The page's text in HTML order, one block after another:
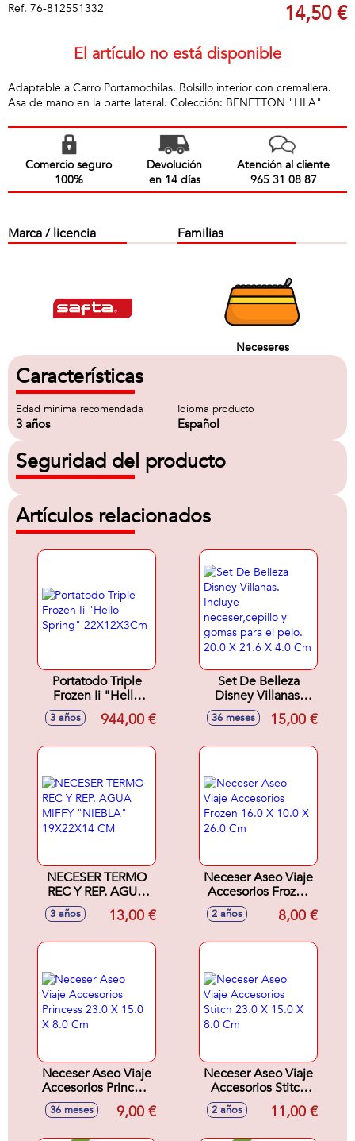
Ref. 76-812551332 14,50 €
El artículo no está disponible
Adaptable a Carro Portamochilas. Bolsillo interior con cremallera.
Asa de mano en la parte lateral. Colección: BENETTON "LILA"
Comercio seguro
100%
Devolución
en 14 días
Atención al cliente
965 31 08 87
Marca / licencia Familias
Neceseres
Características
Edad minima recomendada
3 años
Idioma producto
Español
Seguridad del producto
Artículos relacionados
Portatodo Triple
Frozen Ii "Hello
Spring"
22X12X3Cm
3 años 944,00 €
Set De Belleza
Disney Villanas.
Incluye
neceser,cepillo y
36 meses 15,00 €
NECESER TERMO
REC Y REP. AGUA
MIFFY "NIEBLA"
19X22X14 CM
3 años 13,00 €
Neceser Aseo Viaje
Accesorios Frozen
16.0 X 10.0 X 26.0
2 años 8,00 €
Neceser Aseo Viaje
Accesorios Princess
23.0 X 15.0 X 8.0
Cm
36 meses 9,00 €
Neceser Aseo Viaje
Accesorios Stitch
23.0 X 15.0 X 8.0
2 años 11,00 €